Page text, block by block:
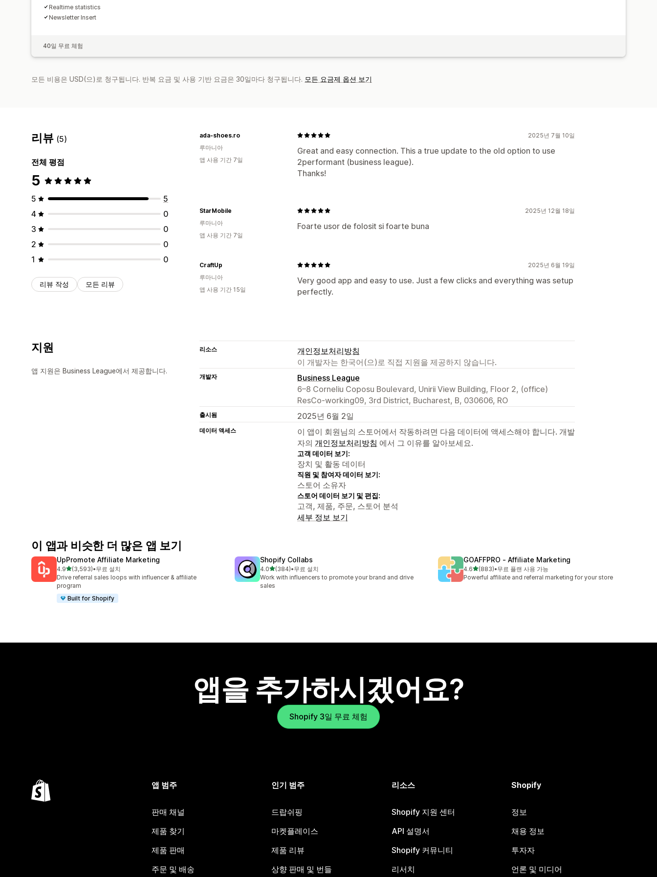
Realtime statistics
Newsletter Insert
40일 무료 체험
모든 비용은 USD(으)로 청구됩니다. 반복 요금 및 사용 기반 요금은 30일마다 청구됩니다. 모든 요금제 옵션 보기
리뷰 (5)
전체 평점
5
5
5
4
0
3
0
2
0
1
0
리뷰 작성 모든 리뷰
2025년 7월 10일
Great and easy connection. This a true update to the old option to use
2performant (business league).
Thanks!
ada-shoes.ro
루마니아
앱 사용 기간 7일
2025년 12월 18일
Foarte usor de folosit si foarte buna
StarMobile
루마니아
앱 사용 기간 7일
2025년 6월 19일
Very good app and easy to use. Just a few clicks and everything was setup
perfectly.
CraftUp
루마니아
앱 사용 기간 15일
지원
앱 지원은 Business League에서 제공합니다.
리소스
개인정보처리방침
이 개발자는 한국어(으)로 직접 지원을 제공하지 않습니다.
개발자
Business League
6–8 Corneliu Coposu Boulevard, Unirii View Building, Floor 2, (office)
ResCo-working09, 3rd District, Bucharest, B, 030606, RO
출시됨 2025년 6월 2일
데이터 액세스
이 앱이 회원님의 스토어에서 작동하려면 다음 데이터에 액세스해야 합니다. 개발
자의 개인정보처리방침 에서 그 이유를 알아보세요.
고객 데이터 보기:
장치 및 활동 데이터
직원 및 참여자 데이터 보기:
스토어 소유자
스토어 데이터 보기 및 편집:
고객, 제품, 주문, 스토어 분석
세부 정보 보기
이 앱과 비슷한 더 많은 앱 보기
UpPromote Affiliate Marketing
4.9별 5개 중
(3,593)
총 리뷰 3593개
•무료 설치
Drive referral sales loops with influencer & affiliate
program
Built for Shopify
Shopify Collabs
4.0별 5개 중
(384)
총 리뷰 384개
•무료 설치
Work with influencers to promote your brand and drive
sales
GOAFFPRO ‑ Affiliate Marketing
4.6별 5개 중
(883)
총 리뷰 883개
•무료 플랜 사용 가능
Powerful affiliate and referral marketing for your store
앱을 추가하시겠어요?
Shopify 3일 무료 체험
앱 범주
판매 채널
제품 찾기
제품 판매
주문 및 배송
인기 범주
드랍쉬핑
마켓플레이스
제품 리뷰
상향 판매 및 번들
리소스
Shopify 지원 센터
API 설명서
Shopify 커뮤니티
리서치
Shopify
정보
채용 정보
투자자
언론 및 미디어